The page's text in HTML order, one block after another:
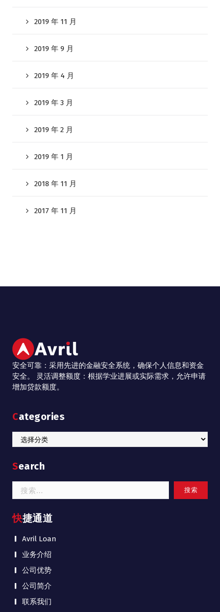
2019 年 11 月
2019 年 9 月
2019 年 4 月
2019 年 3 月
2019 年 2 月
2019 年 1 月
2018 年 11 月
2017 年 11 月
安全可靠：采用先进的金融安全系统，确保个人信息和资金
安全。 灵活调整额度：根据学业进展或实际需求，允许申请
增加贷款额度。
Categories
Categories
Search
索：
快捷通道
Avril Loan
业务介绍
公司优势
公司简介
联系我们